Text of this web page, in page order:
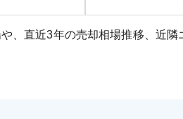
、直近3年の売却相場推移、近